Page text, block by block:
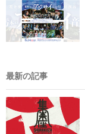
最新の記事